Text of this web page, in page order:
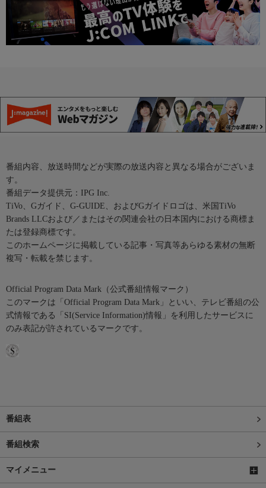
番組内容、放送時間などが実際の放送内容と異なる場合がございま
す。
番組データ提供元：IPG Inc.
TiVo、Gガイド、G-GUIDE、およびGガイドロゴは、米国TiVo
Brands LLCおよび／またはその関連会社の日本国内における商標ま
たは登録商標です。
このホームページに掲載している記事・写真等あらゆる素材の無断
複写・転載を禁じます。
Official Program Data Mark（公式番組情報マーク）
このマークは「Official Program Data Mark」といい、テレビ番組の公
式情報である「SI(Service Information)情報」を利用したサービスに
のみ表記が許されているマークです。
番組表
番組検索
マイメニュー